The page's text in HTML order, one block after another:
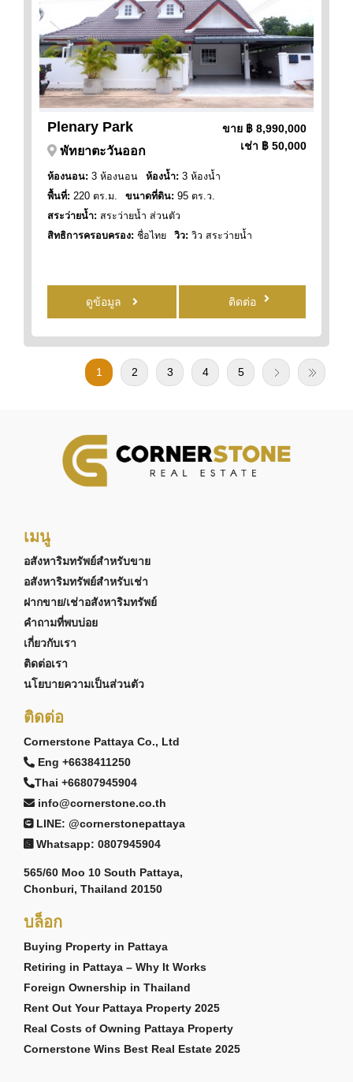
Plenary Park ขาย ฿ 8,990,000
เช่า ฿ 50,000
พัทยาตะวันออก
ห้องนอน: 3 ห้องนอน ห้องน้ำ: 3 ห้องน้ำ
พื้นที่: 220 ตร.ม. ขนาดที่ดิน: 95 ตร.ว.
สระว่ายน้ำ: สระว่ายน้ำ ส่วนตัว
สิทธิการครอบครอง: ชื่อไทย วิว: วิว สระว่ายน้ำ
ดูข้อมูล ติดต่อ
1 2 3 4 5
เมนู
อสังหาริมทรัพย์สำหรับขาย
อสังหาริมทรัพย์สำหรับเช่า
ฝากขาย/เช่าอสังหาริมทรัพย์
คำถามที่พบบ่อย
เกี่ยวกับเรา
ติดต่อเรา
นโยบายความเป็นส่วนตัว
ติดต่อ
Cornerstone Pattaya Co., Ltd
Eng +6638411250
Thai +66807945904
info@cornerstone.co.th
LINE: @cornerstonepattaya
Whatsapp: 0807945904
565/60 Moo 10 South Pattaya,
Chonburi, Thailand 20150
บล็อก
Buying Property in Pattaya
Retiring in Pattaya – Why It Works
Foreign Ownership in Thailand
Rent Out Your Pattaya Property 2025
Real Costs of Owning Pattaya Property
Cornerstone Wins Best Real Estate 2025